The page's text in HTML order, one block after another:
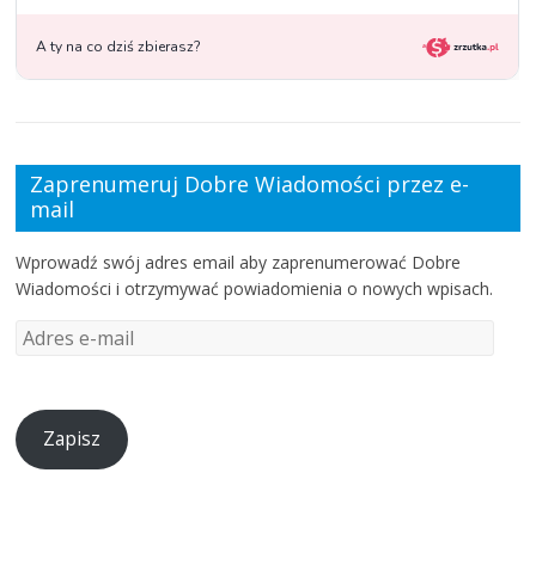
Zaprenumeruj Dobre Wiadomości przez e-
mail
Wprowadź swój adres email aby zaprenumerować Dobre
Wiadomości i otrzymywać powiadomienia o nowych wpisach.
Zapisz